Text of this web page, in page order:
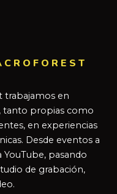
trabajamos en
tanto propias como
en experiencias
Desde eventos a
pasando
de grabación,